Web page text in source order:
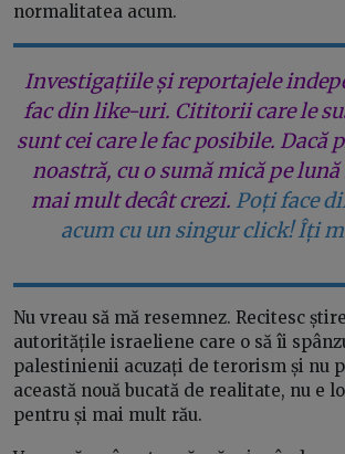
normalitatea acum.
Investigațiile și reportajele
fac din like-uri. Cititorii care le
sunt cei care le fac posibile. Dacă
noastră, cu o sumă mică pe
mai mult decât crezi. Poți face
acum cu un singur click! Îți
Nu vreau să mă resemnez. Recitesc
autoritățile israeliene care o să îi
palestinienii acuzați de terorism și nu
această nouă bucată de realitate, nu e
pentru și mai mult rău.